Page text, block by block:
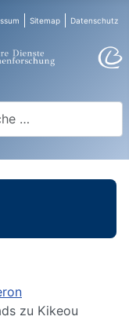
Sitemap Datenschutz
zu Kikeou